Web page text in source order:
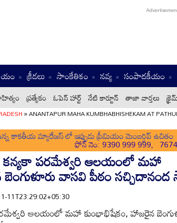
క్రీడలు సాంకేతికం నవ్య సంపాదకీయం
ప్రత్యేకం ఓపెన్ హార్ట్ నేటి కార్టూన్ తాజా వార్తలు
»ANANTAPUR MAHA KUMBHABHISHEKAM AT
కాకతీయ మ్యారేజస్ లో ఇప్పుడు ప్రీమియం మెంబర్షిప్ ఉచితం
ఫోన్ నెం: 9390 999 999,
కన్యకా పరమేశ్వరి ఆలయంలో మహా
వాసవి పీఠం
11T23:29:02+05:30
ఆలయంలో మహా కుంభాభిషేకం, హాజరైన